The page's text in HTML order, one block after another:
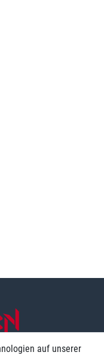
auf unserer